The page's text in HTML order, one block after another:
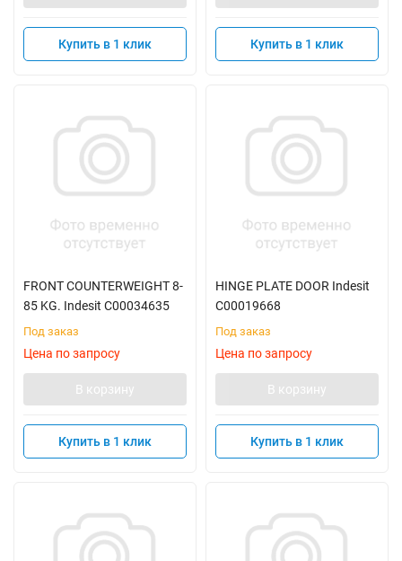
Купить в 1 клик Купить в 1 клик
FRONT COUNTERWEIGHT 8-
85 KG. Indesit C00034635
Под заказ
Цена по запросу
В корзину
Купить в 1 клик
HINGE PLATE DOOR Indesit
C00019668
Под заказ
Цена по запросу
В корзину
Купить в 1 клик